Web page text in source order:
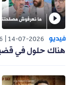
فيديو 14-07-2026
هناك حلول في